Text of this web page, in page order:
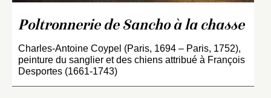
Poltronnerie de Sancho à la chasse
Charles-Antoine Coypel (Paris, 1694 – Paris, 1752),
peinture du sanglier et des chiens attribué à François
Desportes (1661-1743)